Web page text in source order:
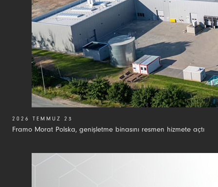
Framo Morat Polska, genişletme binasını resmen hizmete açtı
2026 TEMMUZ 23